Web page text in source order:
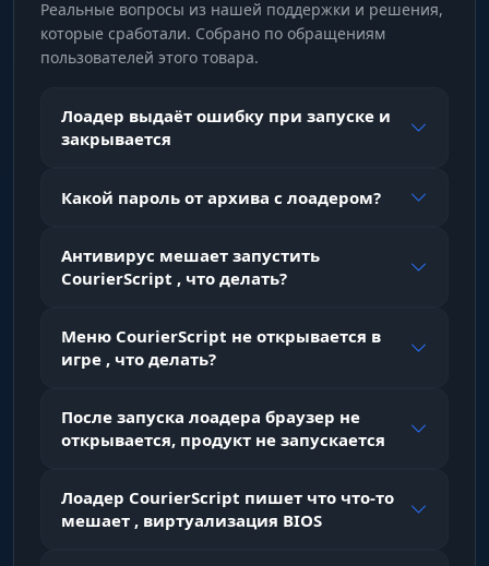
Box (заливка)
Визуальное выделение целей заливкой
Enemy Line
Линии от вас к игрокам
Подвижный радар с отображением
противников
Indication Arrows
Стрелки-индикаторы положения врага за
Метки для трупов
Реальные вопросы из нашей поддержки и решения,
которые сработали. Собрано по обращениям
пользователей этого товара.
Лоадер выдаёт ошибку при запуске и
закрывается
Какой пароль от архива с лоадером?
Антивирус мешает запустить
CourierScript , что делать?
Меню CourierScript не открывается в
игре , что делать?
После запуска лоадера браузер не
открывается, продукт не запускается
Лоадер CourierScript пишет что что-то
мешает , виртуализация BIOS